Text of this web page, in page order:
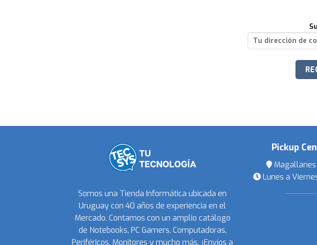
Somos una Tienda Informática ubicada en
Uruguay con 40 años de experiencia en el
Mercado. Contamos con un amplio catálogo
de Notebooks, PC Gamers, Computadoras,
Periféricos, Monitores y mucho más. ¡Envíos a
Pickup
Magallanes
Lunes a